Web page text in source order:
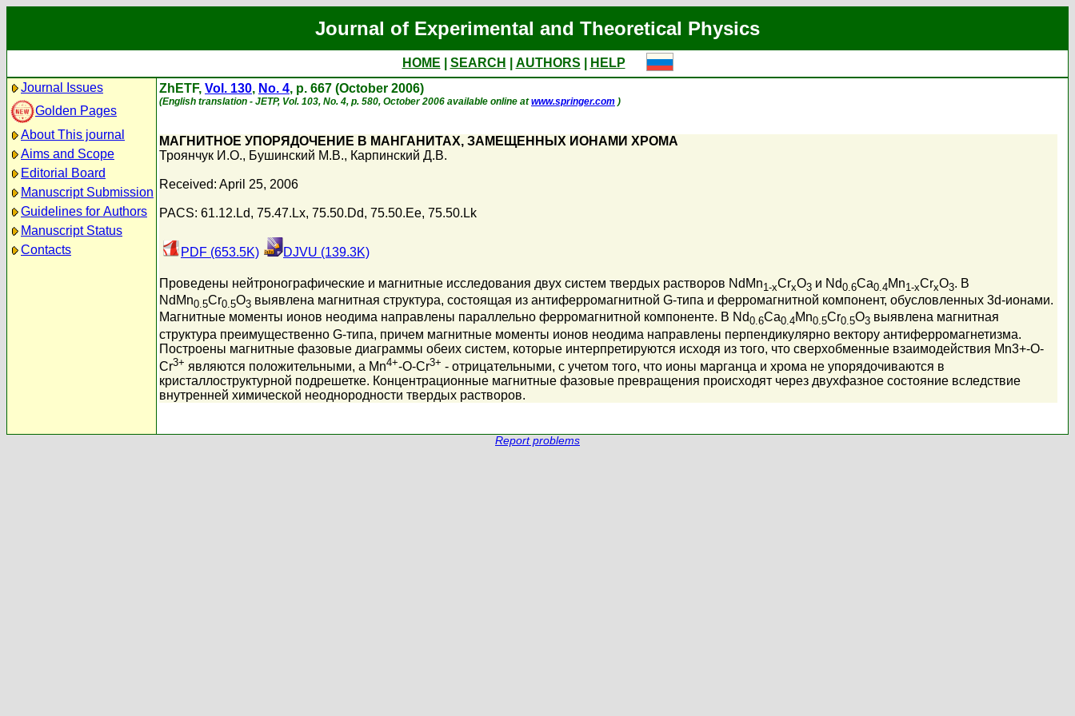
Journal of Experimental and Theoretical Physics
HOME SEARCH AUTHORS
HELP
Journal Issues
Golden Pages
About This journal
Aims and Scope
Editorial Board
Manuscript Submission
Guidelines for Authors
Manuscript Status
Contacts
ZhETF, Vol. 130, No. 4, p. 667 (October 2006)
(English translation - JETP, Vol. 103, No. 4, p. 580, October 2006 available online atwww.springer.com )
МАГНИТНОЕ УПОРЯДОЧЕНИЕ В МАНГАНИТАХ, ЗАМЕЩЕННЫХ ИОНАМИ ХРОМА
Троянчук И.О., Бушинский М.В., Карпинский Д.В.
Received: April 25, 2006
PACS: 61.12.Ld, 75.47.Lx, 75.50.Dd, 75.50.Ee, 75.50.Lk
PDF (653.5K) DJVU (139.3K)
Проведены нейтронографические и магнитные исследования двух систем твердых растворов NdMn1-xCrxO3 и Nd0.6Ca0.4Mn1-xCrxO3. B
NdMn0.5Cr0.5O3 выявлена магнитная структура, состоящая из антиферромагнитной G-типа и ферромагнитной компонент, обусловленных 3d-ионами.
Магнитные моменты ионов неодима направлены параллельно ферромагнитной компоненте. В Nd0.6Ca0.4Mn0.5Cr0.5O3 выявлена магнитная
структура преимущественно G-типа, причем магнитные моменты ионов неодима направлены перпендикулярно вектору антиферромагнетизма.
Построены магнитные фазовые диаграммы обеих систем, которые интерпретируются исходя из того, что сверхобменные взаимодействия Mn3+-O-
Cr3+ являются положительными, а Mn4+-O-Cr3+ - отрицательными, с учетом того, что ионы марганца и хрома не упорядочиваются в
кристаллоструктурной подрешетке. Концентрационные магнитные фазовые превращения происходят через двухфазное состояние вследствие
внутренней химической неоднородности твердых растворов.
Report problems